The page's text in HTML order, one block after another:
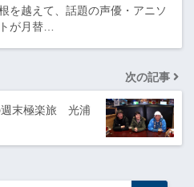
を越えて、話題の声優・アニソ
が月替…
次の記事
週末極楽旅 光浦